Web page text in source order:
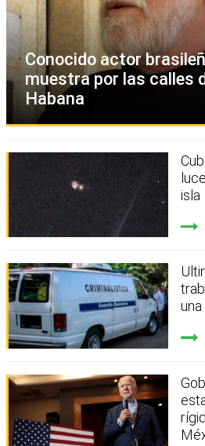
Conocido actor
muestra por las calles
Habana
isla